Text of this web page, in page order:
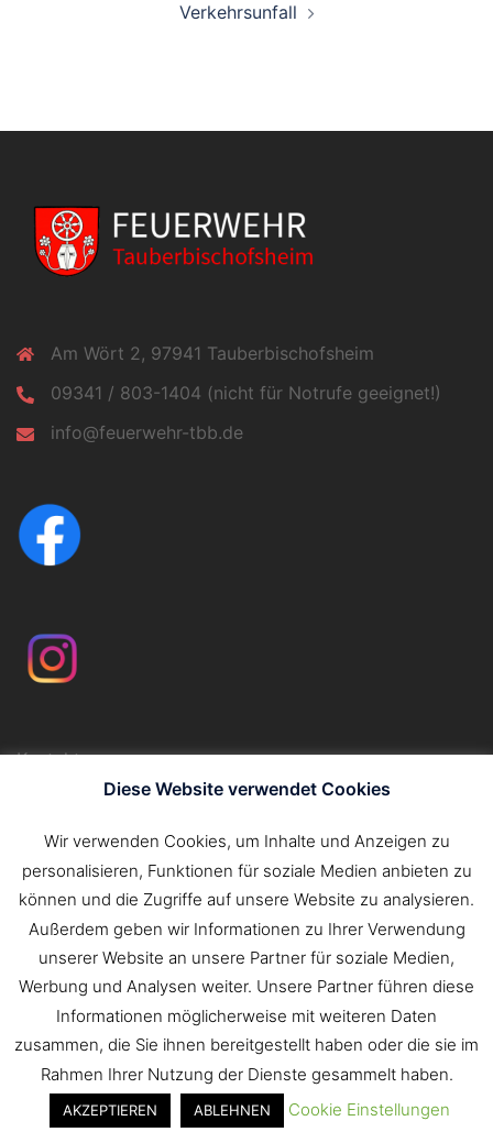
Verkehrsunfall
Am Wört 2, 97941 Tauberbischofsheim
09341 / 803-1404 (nicht für Notrufe geeignet!)
info@feuerwehr-tbb.de
Kontakt
Impressum
Suchen
nach:
Diese Website verwendet Cookies
Wir verwenden Cookies, um Inhalte und Anzeigen zu
personalisieren, Funktionen für soziale Medien anbieten zu
können und die Zugriffe auf unsere Website zu analysieren.
Außerdem geben wir Informationen zu Ihrer Verwendung
unserer Website an unsere Partner für soziale Medien,
Werbung und Analysen weiter. Unsere Partner führen diese
Informationen möglicherweise mit weiteren Daten
zusammen, die Sie ihnen bereitgestellt haben oder die sie im
Rahmen Ihrer Nutzung der Dienste gesammelt haben.
AKZEPTIEREN ABLEHNEN Cookie Einstellungen